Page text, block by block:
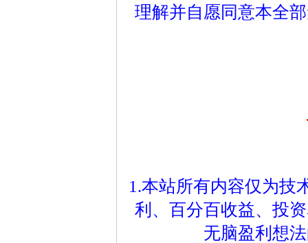
理解并自愿同意本全
1.本站所有内容仅为技
利、百分百收益、投
无脑盈利想